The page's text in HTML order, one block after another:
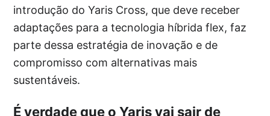
introdução do Yaris Cross, que deve receber
adaptações para a tecnologia híbrida flex, faz
parte dessa estratégia de inovação e de
compromisso com alternativas mais
sustentáveis.
É verdade que o Yaris vai sair de